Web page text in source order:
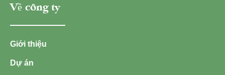
Về công ty
Giới thiệu
Dự án